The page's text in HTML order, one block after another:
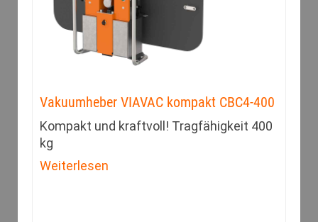
Vakuumheber VIAVAC kompakt CBC4-400
Kompakt und kraftvoll! Tragfähigkeit 400
kg
Weiterlesen